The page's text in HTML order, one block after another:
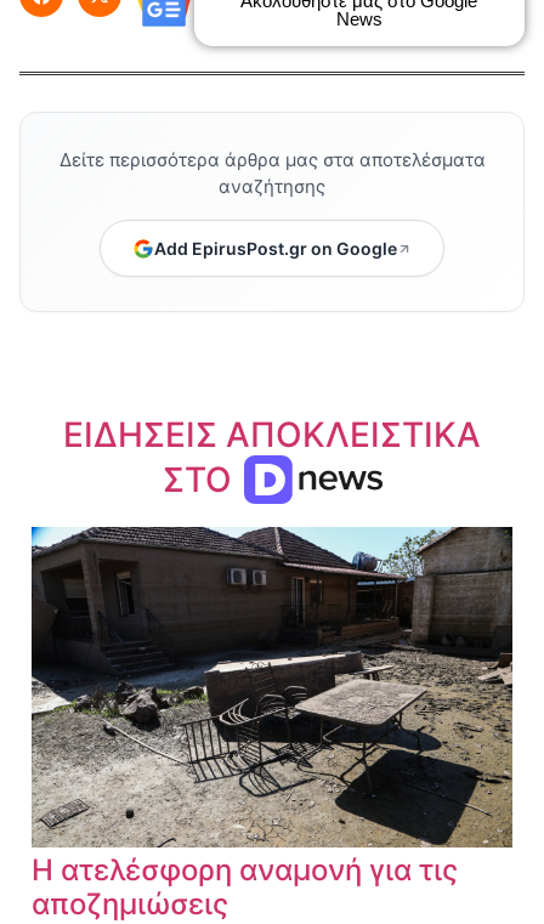
News
Δείτε περισσότερα άρθρα μας στα αποτελέσματα
αναζήτησης
Add EpirusPost.gr on Google
ΕΙΔΗΣΕΙΣ ΑΠΟΚΛΕΙΣΤΙΚΑ
ΣΤΟ
Η ατελέσφορη αναμονή για τις
αποζημιώσεις